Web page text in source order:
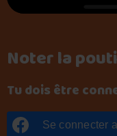
Noter la
Tu dois être
Se connecter